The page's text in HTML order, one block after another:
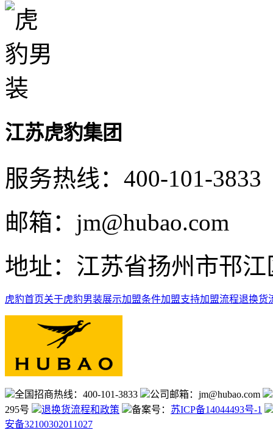
江苏虎豹集团
服务热线：400-101-3833
邮箱：jm@hubao.com
地址：江苏省扬州市邗
虎豹首页关于虎豹男装展示加盟条件加盟支持加盟流程退换货
全国招商热线：400-101-3833 公司邮箱：jm@hubao.com
295号
退换货流程和政策 备案号： 苏ICP备14044493号-1
安备32100302011027